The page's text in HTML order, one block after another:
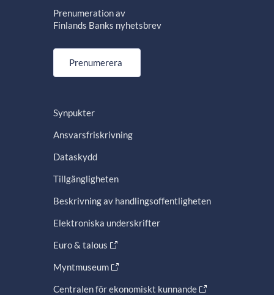
Prenumeration av
Finlands Banks nyhetsbrev
Prenumerera
Synpukter
Ansvarsfriskrivning
Dataskydd
Tillgängligheten
Beskrivning av handlingsoffentligheten
Elektroniska underskrifter
Euro & talous
Myntmuseum
Centralen för ekonomiskt kunnande